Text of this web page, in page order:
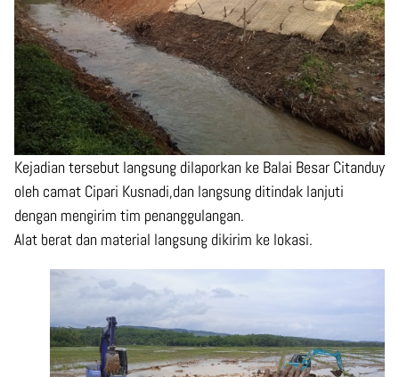
Kejadian tersebut langsung dilaporkan ke Balai Besar Citanduy
oleh camat Cipari Kusnadi,dan langsung ditindak lanjuti
dengan mengirim tim penanggulangan.
Alat berat dan material langsung dikirim ke lokasi.